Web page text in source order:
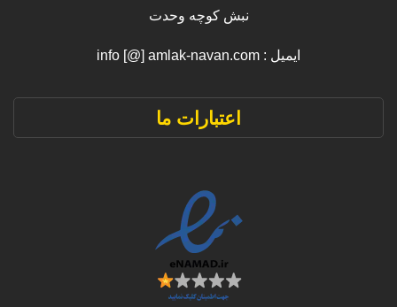
نبش کوچه وحدت
ایمیل : info [@] amlak-navan.com
اعتبارات ما